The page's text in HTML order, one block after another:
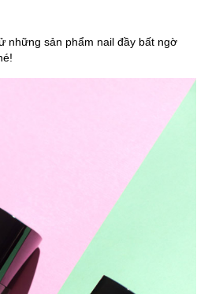
những sản phẩm nail đầy bất ngờ